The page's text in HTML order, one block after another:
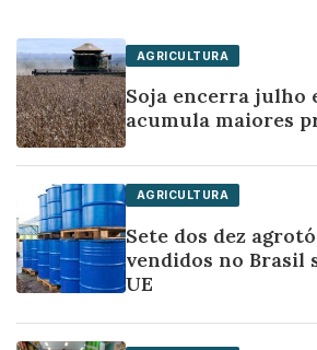
AGRICULTURA
Soja encerra julho
acumula maiores
AGRICULTURA
Sete dos dez
vendidos no Brasil
UE